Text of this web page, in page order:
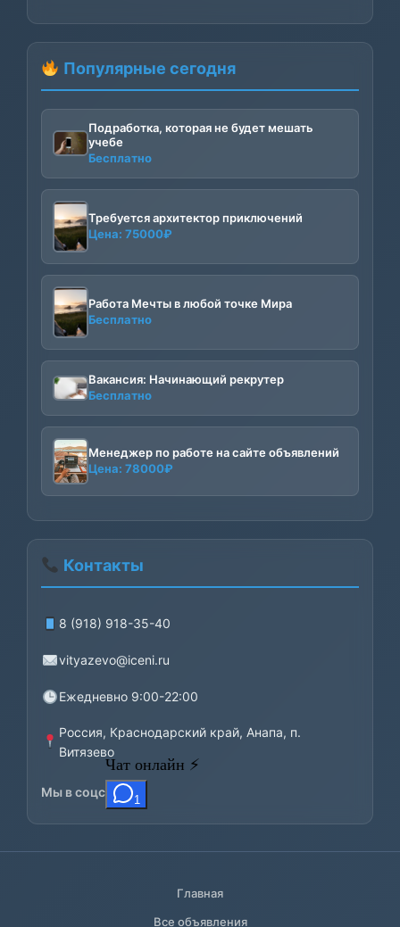
Популярные сегодня
Подработка, которая не будет мешать
учебе
Бесплатно
Требуется архитектор приключений
Цена: 75000₽
Работа Мечты в любой точке Мира
Бесплатно
Вакансия: Начинающий рекрутер
Бесплатно
Менеджер по работе на сайте объявлений
Цена: 78000₽
Контакты
8 (918) 918-35-40
vityazevo@iceni.ru
Ежедневно 9:00-22:00
Россия, Краснодарский край, Анапа, п.
Витязево
Мы в соцсетях:
Главная
Все объявления